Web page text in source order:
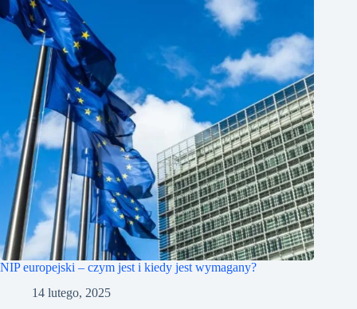
NIP europejski – czym jest i kiedy jest wymagany?
14 lutego, 2025